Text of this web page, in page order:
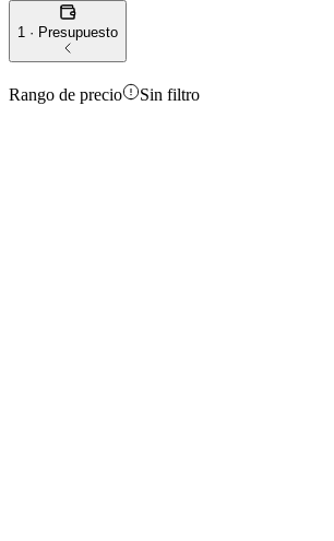
1 · Presupuesto
Rango de precio Sin filtro